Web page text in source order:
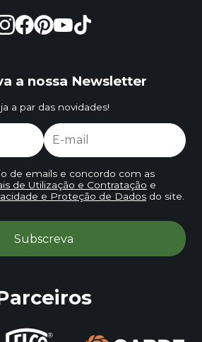
a nossa Newsletter
a par das novidades!
de emails e concordo com as
de Utilização e Contratação e
e Proteção de Dadosdo site.